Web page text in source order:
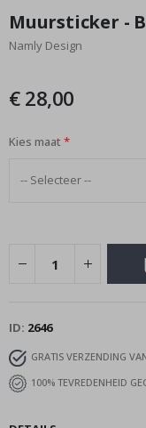
het
begin
afbeeldingen-
Muursticker -
Namly Design
€ 28,00
Kies maat
ID 2646
GRATIS VERZENDING
100% TEVREDENHEID